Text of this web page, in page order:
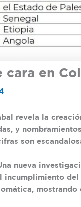
cara en
revela la
y
son
nueva
incumplimiento
mostrando